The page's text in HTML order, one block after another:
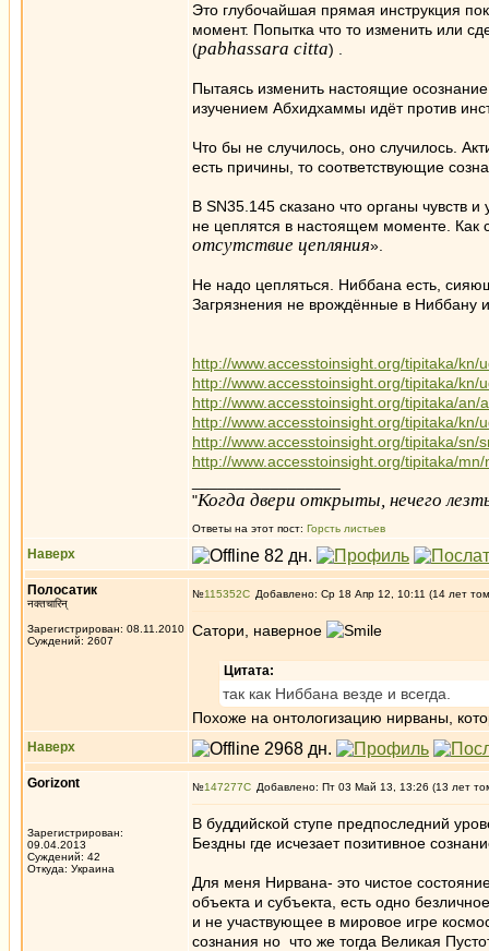
Это глубочайшая прямая инструкция
момент. Попытка что то изменить или
(pabhassara citta) .
Пытаясь изменить настоящие
изучением Абхидхаммы идёт против
Что бы не случилось, оно случилось.
есть причины, то соответствующие
В SN35.145 сказано что органы чувств
не цеплятся в настоящем моменте. Как
отсутствие цепляния».
Не надо цепляться. Ниббана есть,
Загрязнения не врождённые в
http://www.accesstoinsight.org/tipitaka/kn/
http://www.accesstoinsight.org/tipitaka/kn/
http://www.accesstoinsight.org/tipitaka/an/
http://www.accesstoinsight.org/tipitaka/kn/
http://www.accesstoinsight.org/tipitaka/sn/
http://www.accesstoinsight.org/tipitaka/
"Когда двери открыты, нечего
Ответы на этот пост: Горсть листьев
Наверх
Полосатик
नक्तचारिन्
Зарегистрирован: 08.11.2010
Суждений: 2607
№115352 Добавлено: Ср 18 Апр 12, 10:11 (14 лет
Сатори, наверное
Цитата:
так как Ниббана везде и всегда.
Похоже на онтологизацию нирваны,
Наверх
Gorizont
Зарегистрирован:
09.04.2013
Суждений: 42
Откуда: Украина
№147277 Добавлено: Пт 03 Май 13, 13:26 (13 лет
В буддийской ступе предпоследний
Бездны где исчезает позитивное
Для меня Нирвана- это чистое
объекта и субъекта, есть одно
и не участвующее в мировое игре
сознания но что же тогда Великая